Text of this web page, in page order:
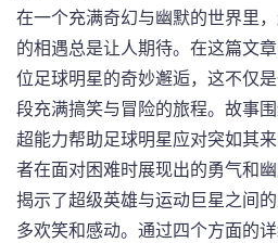
在一个充满奇幻与幽默的世界里
的相遇总是让人期待。在这篇文
位足球明星的奇妙邂逅，这不仅
段充满搞笑与冒险的旅程。故事
超能力帮助足球明星应对突如其
者在面对困难时展现出的勇气和
揭示了超级英雄与运动巨星之间
多欢笑和感动。通过四个方面的